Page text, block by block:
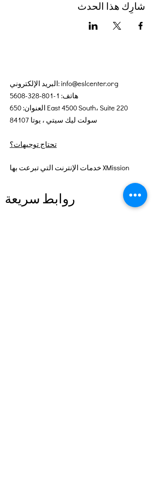
شارِك هذا الحدث
البريد الإلكتروني:info@eslcenter.org
هاتف: 1-801-328-5608
العنوان: 650 East 4500 South، Suite 220
سولت ليك سيتي ، يوتا 84107
تحتاج توجيهات؟
خدمات الإنترنت التي تبرعت بها XMission
روابط سريعة